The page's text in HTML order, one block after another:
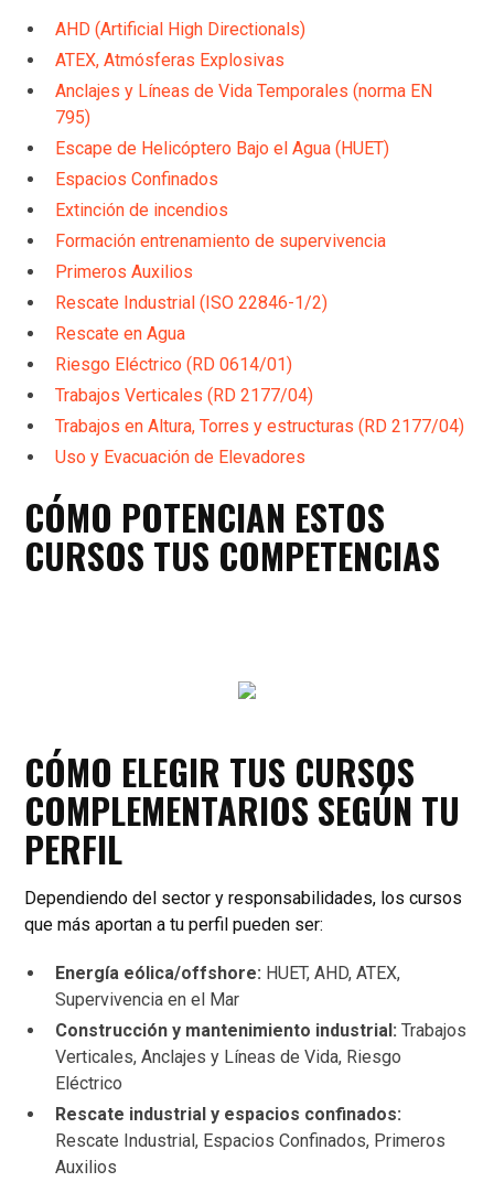
AHD (Artificial High Directionals)
ATEX, Atmósferas Explosivas
Anclajes y Líneas de Vida Temporales (norma EN
795)
Escape de Helicóptero Bajo el Agua (HUET)
Espacios Confinados
Extinción de incendios
Formación entrenamiento de supervivencia
Primeros Auxilios
Rescate Industrial (ISO 22846-1/2)
Rescate en Agua
Riesgo Eléctrico (RD 0614/01)
Trabajos Verticales (RD 2177/04)
Trabajos en Altura, Torres y estructuras (RD 2177/04)
Uso y Evacuación de Elevadores
CÓMO POTENCIAN ESTOS
CURSOS TUS COMPETENCIAS
CÓMO ELEGIR TUS CURSOS
COMPLEMENTARIOS SEGÚN TU
PERFIL
Dependiendo del sector y responsabilidades, los cursos
que más aportan a tu perfil pueden ser:
Energía eólica/offshore: HUET, AHD, ATEX,
Supervivencia en el Mar
Construcción y mantenimiento industrial: Trabajos
Verticales, Anclajes y Líneas de Vida, Riesgo
Eléctrico
Rescate industrial y espacios confinados:
Rescate Industrial, Espacios Confinados, Primeros
Auxilios